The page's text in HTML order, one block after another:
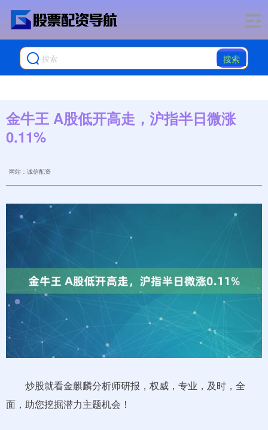
搜索
金牛王 A股低开高走，沪指半日微涨
0.11%
网站：诚信配资
炒股就看金麒麟分析师研报，权威，专业，及时，全
面，助您挖掘潜力主题机会！